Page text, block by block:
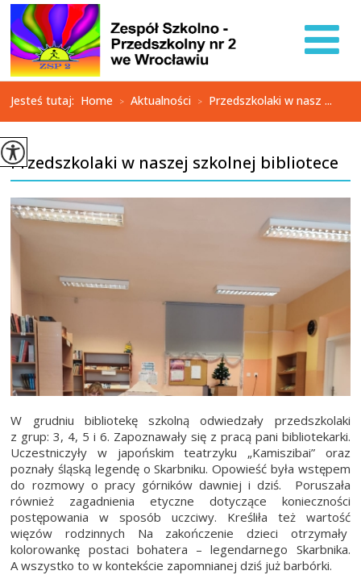
Jesteś tutaj: Home > Aktualności > Przedszkolaki w nasz ...
Przedszkolaki w naszej szkolnej bibliotece
W grudniu bibliotekę szkolną odwiedzały przedszkolaki
z grup: 3, 4, 5 i 6. Zapoznawały się z pracą pani bibliotekarki.
Uczestniczyły w japońskim teatrzyku „Kamiszibai” oraz
poznały śląską legendę o Skarbniku. Opowieść była wstępem
do rozmowy o pracy górników dawniej i dziś. Poruszała
również zagadnienia etyczne dotyczące konieczności
postępowania w sposób uczciwy. Kreśliła też wartość
więzów rodzinnych Na zakończenie dzieci otrzymały
kolorowankę postaci bohatera – legendarnego Skarbnika.
A wszystko to w kontekście zapomnianej dziś już barbórki.